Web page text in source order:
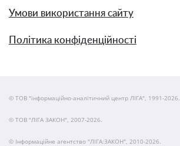
Умови використання сайту
Політика конфіденційності
© ТОВ "інформаційно-аналітичний центр ЛІГА", 1991-2026.
© ТОВ "ЛІГА ЗАКОН", 2007-2026.
© Інформаційне агентство "ЛІГА:ЗАКОН", 2010-2026.